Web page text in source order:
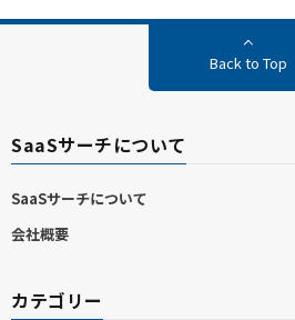
Back to Top
SaaSサーチについて
SaaSサーチについて
会社概要
カテゴリー